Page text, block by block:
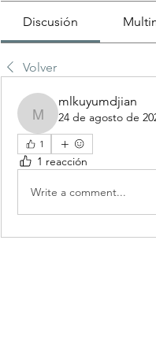
Discusión
Volver
mlkuyumdjian
mlkuyumdjian
24 de agosto de
1
1 reacción
Write a comment...